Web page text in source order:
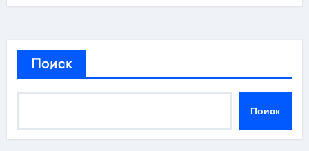
Поиск
Поиск